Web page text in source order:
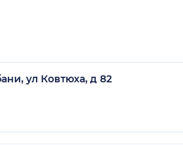
ул Ковтюха, д 82